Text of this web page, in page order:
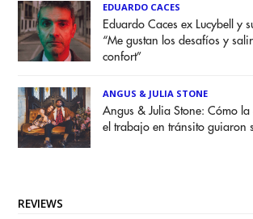
EDUARDO CACES
Eduardo Caces ex Lucybell y
“Me gustan los desafíos y
confort”
ANGUS & JULIA STONE
Angus & Julia Stone: Cómo
el trabajo en tránsito guiaron
REVIEWS